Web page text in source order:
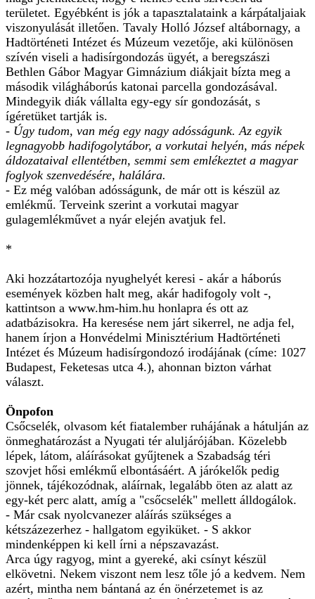
területet. Egyébként is jók a tapasztalataink a kárpátaljaiak
viszonyulását illetően. Tavaly Holló József altábornagy, a
Hadtörténeti Intézet és Múzeum vezetője, aki különösen
szívén viseli a hadisírgondozás ügyét, a beregszászi
Bethlen Gábor Magyar Gimnázium diákjait bízta meg a
második világháborús katonai parcella gondozásával.
Mindegyik diák vállalta egy-egy sír gondozását, s
ígéretüket tartják is.
- Úgy tudom, van még egy nagy adósságunk. Az egyik
legnagyobb hadifogolytábor, a vorkutai helyén, más népek
áldozataival ellentétben, semmi sem emlékeztet a magyar
foglyok szenvedésére, halálára.
- Ez még valóban adósságunk, de már ott is készül az
emlékmű. Terveink szerint a vorkutai magyar
gulagemlékművet a nyár elején avatjuk fel.
*
Aki hozzátartozója nyughelyét keresi - akár a háborús
események közben halt meg, akár hadifogoly volt -,
kattintson a www.hm-him.hu honlapra és ott az
adatbázisokra. Ha keresése nem járt sikerrel, ne adja fel,
hanem írjon a Honvédelmi Minisztérium Hadtörténeti
Intézet és Múzeum hadisírgondozó irodájának (címe: 1027
Budapest, Feketesas utca 4.), ahonnan bizton várhat
választ.
Önpofon
Csőcselék, olvasom két fiatalember ruhájának a hátulján az
önmeghatározást a Nyugati tér aluljárójában. Közelebb
lépek, látom, aláírásokat gyűjtenek a Szabadság téri
szovjet hősi emlékmű elbontásáért. A járókelők pedig
jönnek, tájékozódnak, aláírnak, legalább öten az alatt az
egy-két perc alatt, amíg a "csőcselék" mellett álldogálok.
- Már csak nyolcvanezer aláírás szükséges a
kétszázezerhez - hallgatom egyiküket. - S akkor
mindenképpen ki kell írni a népszavazást.
Arca úgy ragyog, mint a gyereké, aki csínyt készül
elkövetni. Nekem viszont nem lesz tőle jó a kedvem. Nem
azért, mintha nem bántaná az én önérzetemet is az